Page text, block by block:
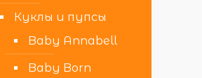
Куклы и пупсы
Baby Annabell
Baby Born